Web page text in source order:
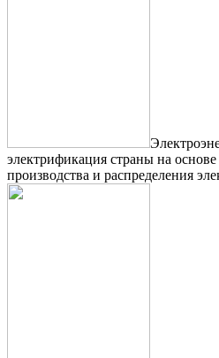
электрификация страны на
производства и распределения